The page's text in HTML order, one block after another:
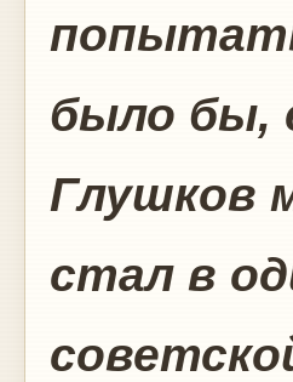
было бы,
Глушков
стал в